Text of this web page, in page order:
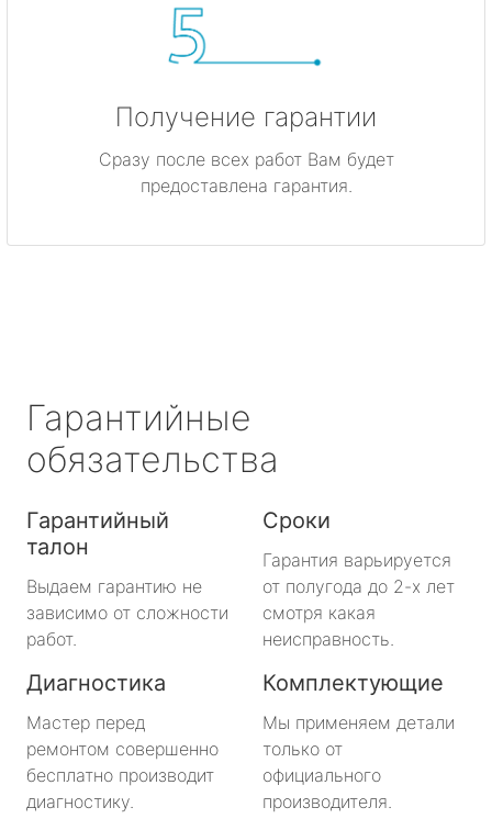
Получение гарантии
Сразу после всех работ Вам будет
предоставлена гарантия.
Гарантийные
обязательства
Гарантийный
талон
Выдаем гарантию не
зависимо от сложности
работ.
Сроки
Гарантия варьируется
от полугода до 2-х лет
смотря какая
неисправность.
Диагностика
Мастер перед
ремонтом совершенно
бесплатно производит
диагностику.
Комплектующие
Мы применяем детали
только от
официального
производителя.